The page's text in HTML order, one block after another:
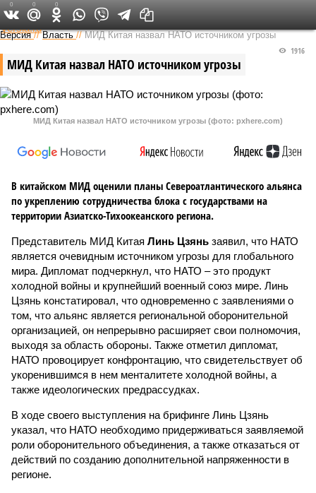
Федеральный выпуск
Версия //Власть //МИД Китая назвал НАТО источником угрозы
МИД Китая назвал НАТО источником угрозы
1916
МИД Китая назвал НАТО источником угрозы (фото: pxhere.com)
В китайском МИД оценили планы Североатлантического альянса
по укреплению сотрудничества блока с государствами на
территории Азиатско-Тихоокеанского региона.
Представитель МИД Китая Линь Цзянь заявил, что НАТО
является очевидным источником угрозы для глобального
мира. Дипломат подчеркнул, что НАТО – это продукт
холодной войны и крупнейший военный союз мире. Линь
Цзянь констатировал, что одновременно с заявлениями о
том, что альянс является региональной оборонительной
организацией, он непрерывно расширяет свои полномочия,
выходя за область обороны. Также отметил дипломат,
НАТО провоцирует конфронтацию, что свидетельствует об
укоренившимся в нем менталитете холодной войны, а
также идеологических предрассудках.
В ходе своего выступления на брифинге Линь Цзянь
указал, что НАТО необходимо придерживаться заявляемой
роли оборонительного объединения, а также отказаться от
действий по созданию дополнительной напряженности в
регионе.
0 0 0